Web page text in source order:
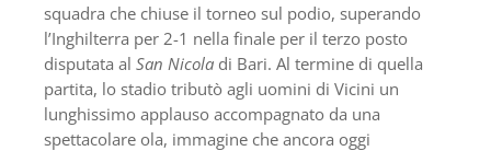
squadra che chiuse il torneo sul podio, superando
l’Inghilterra per 2-1 nella finale per il terzo posto
disputata al San Nicola di Bari. Al termine di quella
partita, lo stadio tributò agli uomini di Vicini un
lunghissimo applauso accompagnato da una
spettacolare ola, immagine che ancora oggi